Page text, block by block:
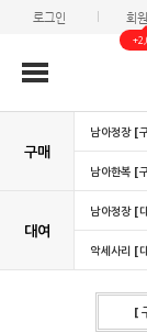
로그인 회
구매
남아정장 [
남아한복 [
대여
남아정장 [
악세사리 [
[